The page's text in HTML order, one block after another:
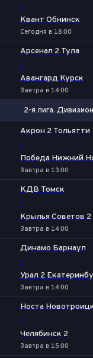
-
Квант Обнинск
Сегодня в 18:00
Арсенал 2 Тула
-
Авангард Курск
Завтра в 14:00
2-я лига.
Акрон 2 Тольятти
-
Победа Нижний
Завтра в 13:00
КДВ Томск
-
Крылья Советов 2
Завтра в 14:00
Динамо Барнаул
-
Урал 2
Завтра в 14:00
Носта
-
Челябинск 2
Завтра в 15:00